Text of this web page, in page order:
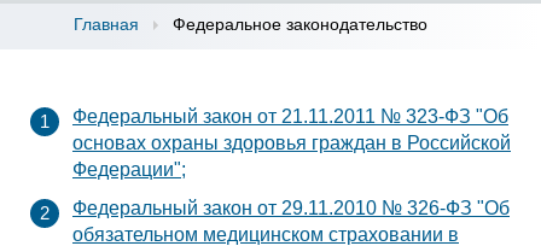
Главная Федеральное законодательство
Федеральный закон от 21.11.2011 № 323-ФЗ "Об
основах охраны здоровья граждан в Российской
Федерации";
Федеральный закон от 29.11.2010 № 326-ФЗ "Об
обязательном медицинском страховании в